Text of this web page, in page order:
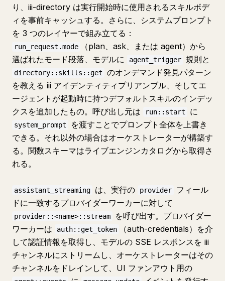
り、iii-directory は実行開始時に使用されるスキルボデ
ィを事前キャッシュする。さらに、システムプロンプト
を 3 つのレイヤーで組み立てる：
run_request.mode
（plan、ask、または agent）から
選ばれたモード段落、モデルに
agent_trigger 規則と
directory::skills::get
のオンデマンド発見パターン
を教える iii アイデンティティプリアンブル、そしてエ
ージェントが起動時に持つデフォルトスキルのインデッ
クスを追加したもの。呼び出し元は
run::start に
system_prompt
を渡すことでプロンプト全体を上書き
できる。それ以外の場合はオーケストレーターが構築す
る。関数スキーマはライブエンジンカタログから取得さ
れる。
assistant_streaming は、実行の provider
フィール
ドに一致するプロバイダーワーカーに対して
provider::<name>::stream
を呼び出す。プロバイダー
ワーカーは
auth::get_token
（auth-credentials）を介
して認証情報を取得し、モデルの SSE レスポンスを iii
チャンネルにストリームし、オーケストレーターはその
チャンネルをドレインして、UI ファンアウト用の